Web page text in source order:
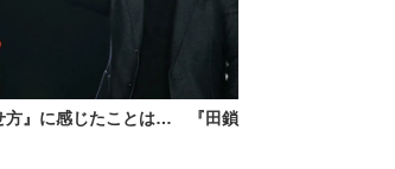
方』に感じたことは… 『田鎖